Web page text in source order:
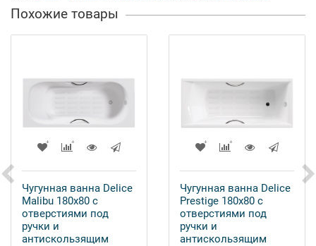
Похожие товары
Чугунная ванна Delice
Malibu 180x80 с
отверстиями под
ручки и
антискользящим
Чугунная ванна Delice
Prestige 180x80 с
отверстиями под
ручки и
антискользящим